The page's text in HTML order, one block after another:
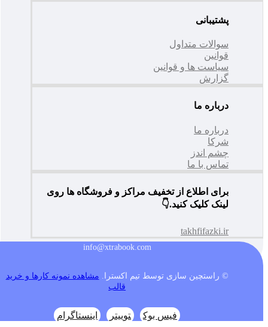
پشتیبانی
سوالات متداول
قوانین
سیاست ها و قوانین
گزارش
درباره ما
درباره ما
شرکا
چشم اندز
تماس با ما
برای اطلاع از تخفیف مراکز و فروشگاه ها روی
لینک کلیک کنید.👇
takhfifazki.ir
info@xtrabook.com
© راستچین سازی توسط تیم اکسترا. مشاهده نمونه کارها و خرید
قالب
فیس بوک توییتر اینستاگرام